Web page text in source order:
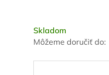
Skladom
Môžeme doručiť do: